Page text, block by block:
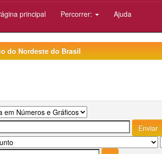
principal Percorrer: Ajuda
do Nordeste do Brasil